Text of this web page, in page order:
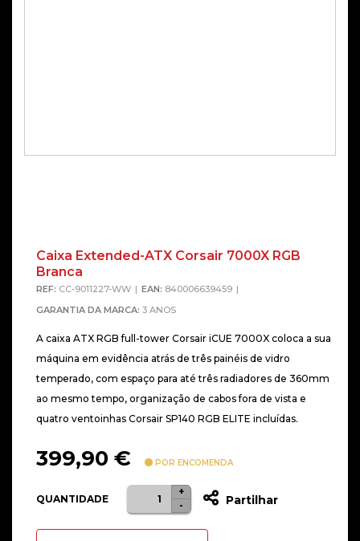
Caixa Extended-ATX Corsair 7000X RGB
Branca
REF: CC-9011227-WW EAN: 840006639459
GARANTIA DA MARCA: 3 ANOS
A caixa ATX RGB full-tower Corsair iCUE 7000X coloca a sua
máquina em evidência atrás de três painéis de vidro
temperado, com espaço para até três radiadores de 360mm
ao mesmo tempo, organização de cabos fora de vista e
quatro ventoinhas Corsair SP140 RGB ELITE incluídas.
399,90 € POR ENCOMENDA
QUANTIDADE
Quantidade
de
-
+
Partilhar